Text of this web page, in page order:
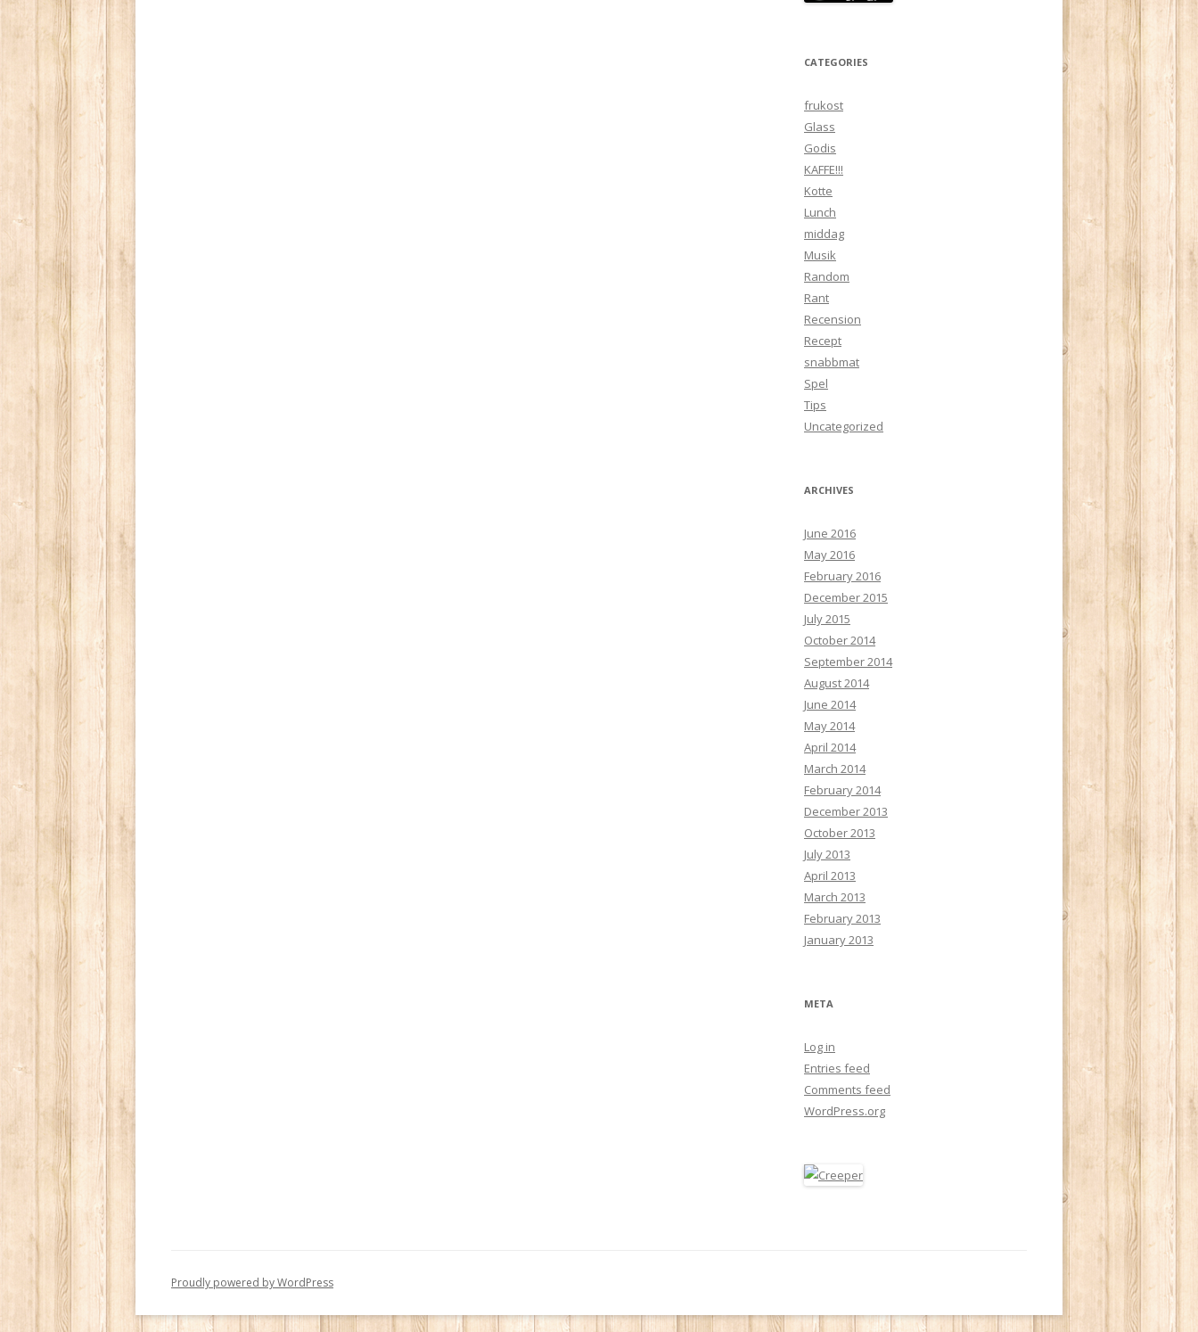
CATEGORIES
frukost
Glass
Godis
KAFFE!!!
Kotte
Lunch
middag
Musik
Random
Rant
Recension
Recept
snabbmat
Spel
Tips
Uncategorized
ARCHIVES
June 2016
May 2016
February 2016
December 2015
July 2015
October 2014
September 2014
August 2014
June 2014
May 2014
April 2014
March 2014
February 2014
December 2013
October 2013
July 2013
April 2013
March 2013
February 2013
January 2013
META
Log in
Entries feed
Comments feed
WordPress.org
Proudly powered by WordPress